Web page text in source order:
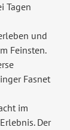
Tagen
und
Feinsten.
Fasnet
im
Der